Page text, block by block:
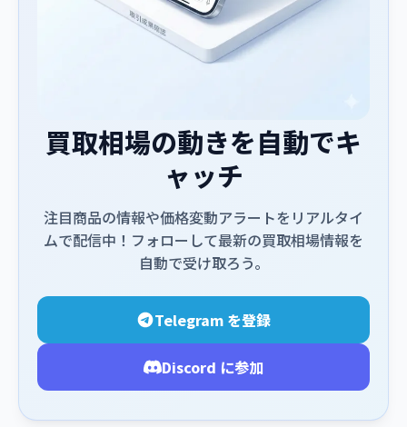
買取相場の動きを自動でキ
ャッチ
注目商品の情報や価格変動アラートをリアルタイ
ムで配信中！フォローして最新の買取相場情報を
自動で受け取ろう。
Telegram を登録
Discord に参加